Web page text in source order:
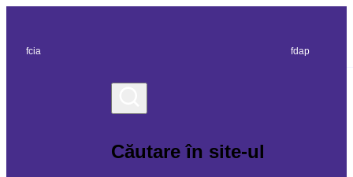
fcia fdap
Căutare în site-ul